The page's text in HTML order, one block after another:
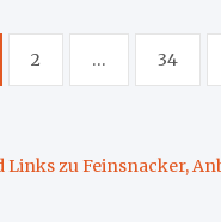
2 … 34
Links zu Feinsnacker,